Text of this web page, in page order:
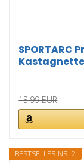
SPORTARC
13,99 EUR
BESTSELLER NR. 2